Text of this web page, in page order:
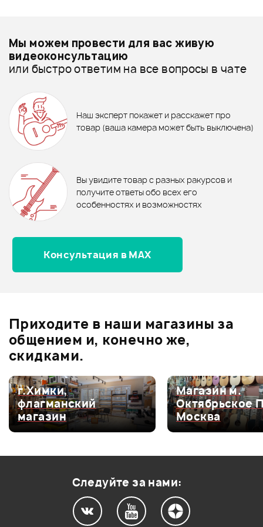
ХИТ
630 ₽
Чехол для микрофонной
стойки FORCE BMSC
В корзину
7%
ХИТ
570 ₽
Кабель микрофонный
SOUNDKING BB103-2M
В корзину
660 ₽
МИКРОФОННЫЙ КАБЕЛЬ
Отзывы
0.0
Оценка5
Оценка4
Оценка1
Шнуры микрофонные - дешевле
Шнуры микрофонные - дороже
Шнуры микрофонные - новинки
Мой отзыв о товаре
Ваша оценка:
Впечатления о товаре:
Мы можем провести для вас живую
видеоконсультацию
или быстро ответим на все вопросы в чате
Наш эксперт покажет и расскажет про
товар (ваша камера может быть выключена)
Вы увидите товар с разных ракурсов и
получите ответы обо всех его
особенностях и возможностях
Консультация в MAX
Приходите в наши магазины за
общением и, конечно же,
скидками.
г.Химки,
флагманский
магазин
Магазин м.
Октябрьское
Москва
Следуйте за нами: